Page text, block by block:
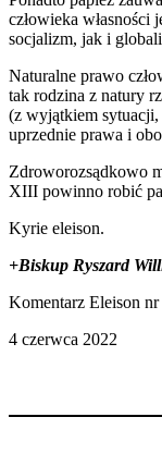
człowieka
socjalizm, jak i
Naturalne prawo
tak rodzina z natury
(z wyjątkiem sytuacji,
uprzednie prawa i
Zdroworozsądkowo
XIII powinno robić
Kyrie eleison.
+Biskup Ryszard
Komentarz Eleison
4 czerwca 2022